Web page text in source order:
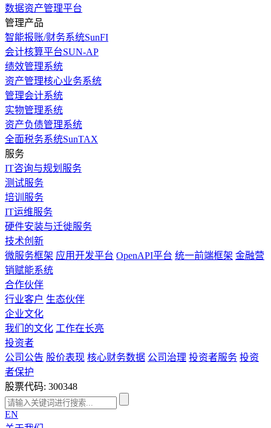
数据资产管理平台
管理产品
智能报账/财务系统SunFI
会计核算平台SUN-AP
绩效管理系统
资产管理核心业务系统
管理会计系统
实物管理系统
资产负债管理系统
全面税务系统SunTAX
服务
IT咨询与规划服务
测试服务
培训服务
IT运维服务
硬件安装与迁徙服务
技术创新
微服务框架 应用开发平台 OpenAPI平台 统一前端框架 金融营
销赋能系统
合作伙伴
行业客户 生态伙伴
企业文化
我们的文化 工作在长亮
投资者
公司公告 股价表现 核心财务数据 公司治理 投资者服务 投资
者保护
股票代码: 300348
EN